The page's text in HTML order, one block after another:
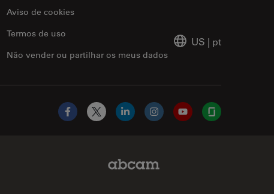
Aviso de cookies
Não vender ou partilhar os meus dados
Termos de uso
US | pt
Facebook
X LinkedInInstagramYouTubeGlassdoor